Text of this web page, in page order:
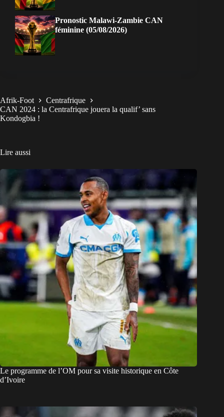
Pronostic Malawi-Zambie CAN
féminine (05/08/2026)
Afrik-Foot
Centrafrique
CAN 2024 : la Centrafrique jouera la qualif’ sans
Kondogbia !
Lire aussi
Le programme de l’OM pour sa visite historique en Côte
d’Ivoire